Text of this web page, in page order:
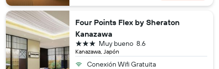
Four Points Flex by Sheraton
Kanazawa
Kanazawa, Japón
8.6
Muy bueno
3 estrellas
Conexión Wifi Gratuita